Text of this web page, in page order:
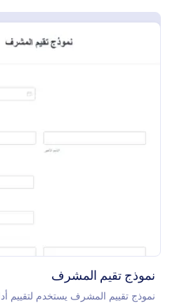
ماذا تنتظر؟
نموذج تقيم المشرف
نموذج تقييم المشرف يستخدم لتقييم